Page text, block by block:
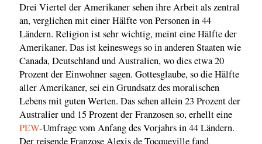
Drei Viertel der Amerikaner sehen ihre Arbeit als zentral
an, verglichen mit einer Hälfte von Personen in 44
Ländern. Religion ist sehr wichtig, meint eine Hälfte der
Amerikaner. Das ist keineswegs so in anderen Staaten wie
Canada, Deutschland und Australien, wo dies etwa 20
Prozent der Einwohner sagen. Gottesglaube, so die Hälfte
aller Amerikaner, sei ein Grundsatz des moralischen
Lebens mit guten Werten. Das sehen allein 23 Prozent der
Australier und 15 Prozent der Franzosen so, erhellt eine
PEW-Umfrage vom Anfang des Vorjahrs in 44 Ländern.
Der reisende Franzose Alexis de Tocqueville fand